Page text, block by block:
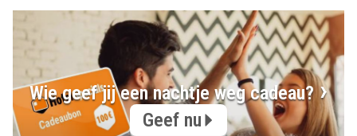
Wie geef jij een nachtje weg cadeau?
Geef nu